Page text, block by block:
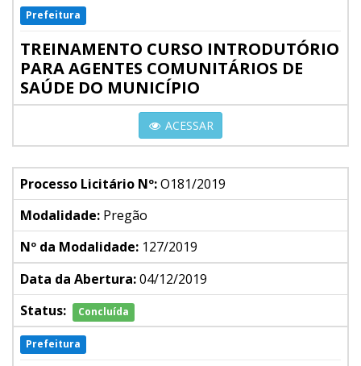
Prefeitura
TREINAMENTO CURSO INTRODUTÓRIO
PARA AGENTES COMUNITÁRIOS DE
SAÚDE DO MUNICÍPIO
ACESSAR
Processo Licitário Nº:O181/2019
Modalidade: Pregão
Nº da Modalidade: 127/2019
Data da Abertura:04/12/2019
Status:
Concluída
Prefeitura